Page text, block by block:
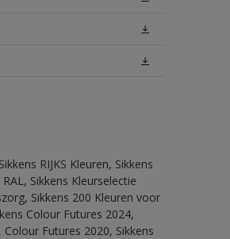
RIJKS Kleuren, Sikkens
Sikkens Kleurselectie
Sikkens 200 Kleuren voor
Colour Futures 2024,
Futures 2020, Sikkens